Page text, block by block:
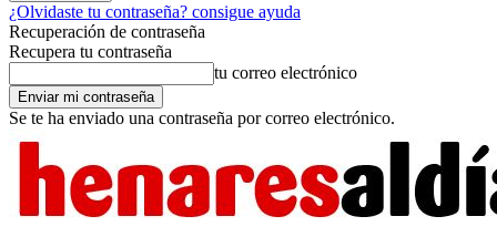
¿Olvidaste tu contraseña? consigue ayuda
Recuperación de contraseña
Recupera tu contraseña
tu correo electrónico
Se te ha enviado una contraseña por correo electrónico.